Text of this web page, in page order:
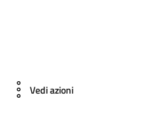
Vedi azioni